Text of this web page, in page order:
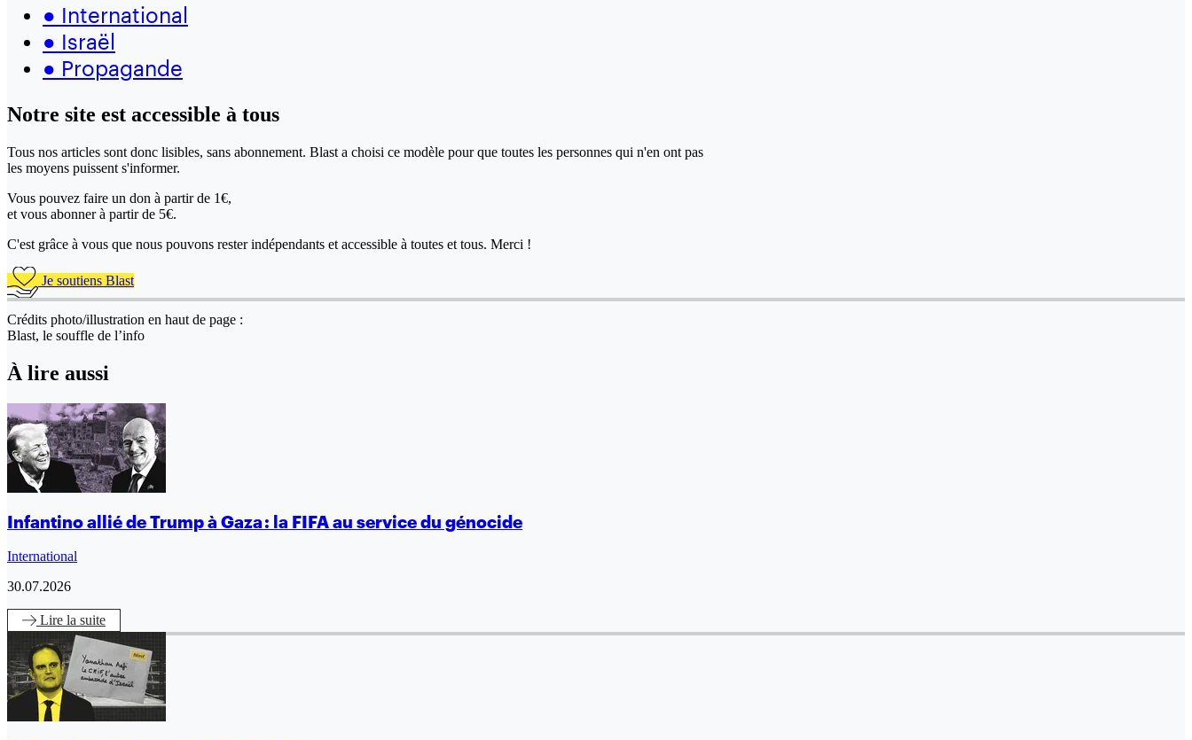
● International
● Israël
● Propagande
Notre site est accessible à tous
Tous nos articles sont donc lisibles, sans abonnement. Blast a choisi ce modèle pour que toutes les personnes qui n'en ont pas
les moyens puissent s'informer.
Vous pouvez faire un don à partir de 1€,
et vous abonner à partir de 5€.
C'est grâce à vous que nous pouvons rester indépendants et accessible à toutes et tous. Merci !
Je soutiens Blast
Crédits photo/illustration en haut de page :
Blast, le souffle de l’info
À lire aussi
Infantino allié de Trump à Gaza : la FIFA au service du génocide
International
30.07.2026
Lire la suite